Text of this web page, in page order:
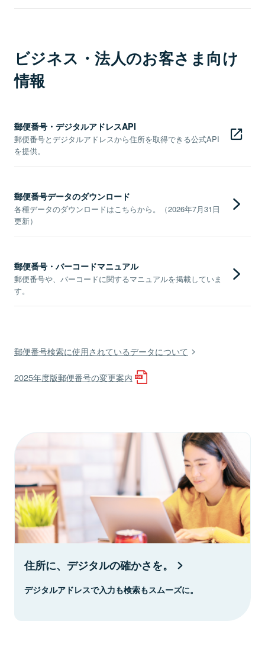
ビジネス・法人のお客さま向け
情報
郵便番号・デジタルアドレスAPI
郵便番号とデジタルアドレスから住所を取得できる公式API
を提供。
郵便番号データのダウンロード
各種データのダウンロードはこちらから。（2026年7月31日
更新）
郵便番号・バーコードマニュアル
郵便番号や、バーコードに関するマニュアルを掲載していま
す。
郵便番号検索に使用されているデータについて
2025年度版郵便番号の変更案内
住所に、デジタルの確かさを。
デジタルアドレスで入力も検索もスムーズに。